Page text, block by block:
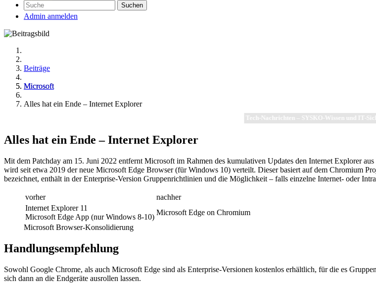
Suchen
Admin anmelden
Beiträge
Microsoft
Alles hat ein Ende – Internet Explorer
Tech-Nachrichten – SYSKO-Wissen und IT-
Alles hat ein Ende – Internet Explorer
Mit dem Patchday am 15. Juni 2022 entfernt Microsoft im Rahmen des kumulativen Updates den Internet Explorer
wird seit etwa 2019 der neue Microsoft Edge Browser (für Windows 10) verteilt. Dieser basiert auf dem Chromium
bezeichnet, enthält in der Enterprise-Version Gruppenrichtlinien und die Möglichkeit – falls einzelne Internet- oder
vorher
nachher
Internet Explorer 11
Microsoft Edge App (nur Windows 8-10)
Microsoft Edge on Chromium
Microsoft Browser-Konsolidierung
Handlungsempfehlung
Sowohl Google Chrome, als auch Microsoft Edge sind als Enterprise-Versionen kostenlos erhältlich, für die es
sich dann an die Endgeräte ausrollen lassen.